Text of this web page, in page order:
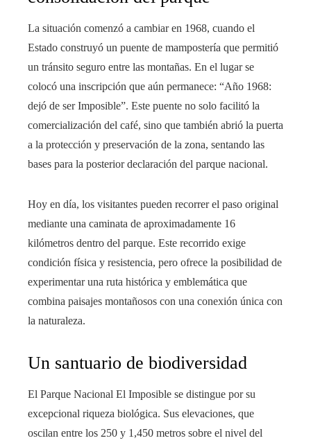
La situación comenzó a cambiar en 1968, cuando el
Estado construyó un puente de mampostería que permitió
un tránsito seguro entre las montañas. En el lugar se
colocó una inscripción que aún permanece: “Año 1968:
dejó de ser Imposible”. Este puente no solo facilitó la
comercialización del café, sino que también abrió la puerta
a la protección y preservación de la zona, sentando las
bases para la posterior declaración del parque nacional.
Hoy en día, los visitantes pueden recorrer el paso original
mediante una caminata de aproximadamente 16
kilómetros dentro del parque. Este recorrido exige
condición física y resistencia, pero ofrece la posibilidad de
experimentar una ruta histórica y emblemática que
combina paisajes montañosos con una conexión única con
la naturaleza.
Un santuario de biodiversidad
El Parque Nacional El Imposible se distingue por su
excepcional riqueza biológica. Sus elevaciones, que
oscilan entre los 250 y 1,450 metros sobre el nivel del